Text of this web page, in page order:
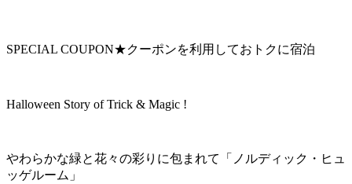
SPECIAL COUPON★クーポンを利用しておトクに宿泊
Halloween Story of Trick & Magic !
やわらかな緑と花々の彩りに包まれて「ノルディック・ヒュ
ッゲルーム」